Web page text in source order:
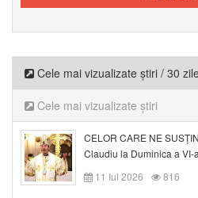
Cele mai vizualizate știri / 30
Cele mai vizualizate știri
CELOR CARE NE
Claudiu la Duminica a VI-
11 Iul 2026
816